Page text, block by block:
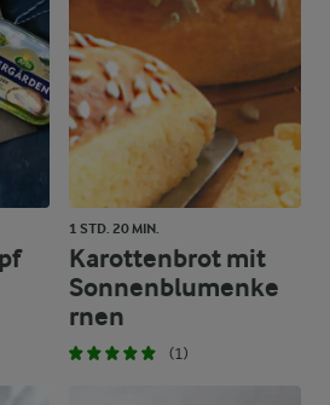
1 STD. 20 MIN.
Karottenbrot mit
Sonnenblumenke
rnen
(1)